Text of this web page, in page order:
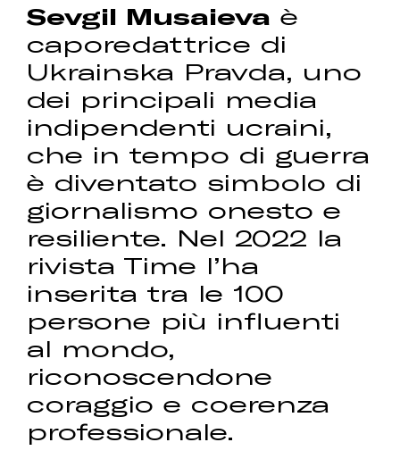
Sevgil Musaieva è
caporedattrice di
Ukrainska Pravda, uno
dei principali media
indipendenti ucraini,
che in tempo di guerra
è diventato simbolo di
giornalismo onesto e
resiliente. Nel 2022 la
rivista Time l’ha
inserita tra le 100
persone più influenti
al mondo,
riconoscendone
coraggio e coerenza
professionale.